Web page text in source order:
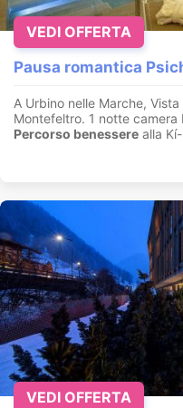
Pausa romantica
A Urbino nelle Marche,
Montefeltro. 1 notte
Percorso benessere alla
VEDI OFFERTA
VEDI OFFERTA